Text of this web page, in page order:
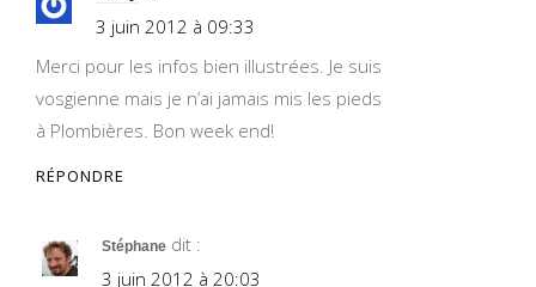
3 juin 2012 à 09:33
Merci pour les infos bien illustrées. Je suis
vosgienne mais je n’ai jamais mis les pieds
à Plombières. Bon week end!
RÉPONDRE
Stéphane dit :
3 juin 2012 à 20:03